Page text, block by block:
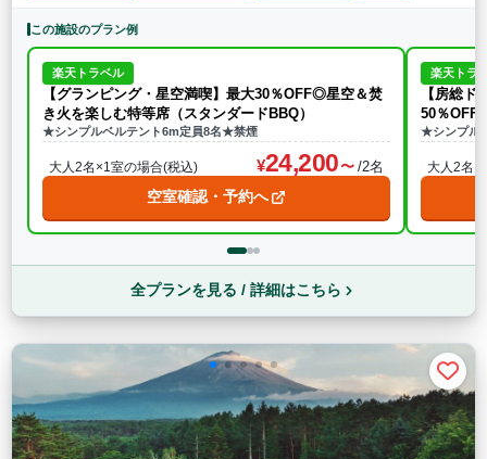
この施設のプラン例
楽天トラベル
【グランピング・星空満喫】最大30％OFF◎星空＆焚
き火を楽しむ特等席（スタンダードBBQ）
★シンプルベルテント6m定員8名★禁煙
大人2名×1室の場合(税込) 24,200 /2名
空室確認・予約へ
楽天トラ
【房総
50％OFF
★シンプル
大人2名
全プランを見る / 詳細はこちら